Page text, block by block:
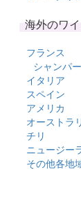
海外のワ
フランス
シャンパ
イタリア
スペイン
アメリカ
オーストラ
チリ
ニュージー
その他各地